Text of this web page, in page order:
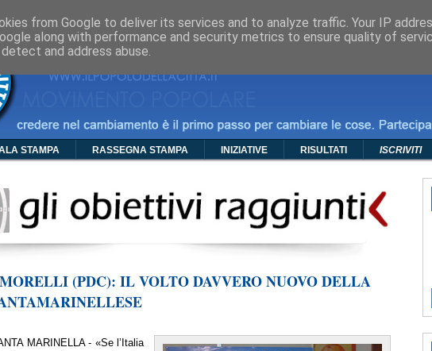
STAMPA RASSEGNA STAMPA INIZIATIVE RISULTATI ISCRIVITI
(PDC): IL VOLTO DAVVERO NUOVO DELLA
MARINELLA - «Se l’Italia
from Google to deliver its services and to analyze traffic. Your IP
along with performance and security metrics to ensure quality of
and address abuse.